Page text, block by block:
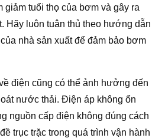
giảm tuổi thọ của bơm và gây ra
Hãy luôn tuân thủ theo hướng dẫn
nhà sản xuất để đảm bảo bơm
điện cũng có thể ảnh hưởng đến
nước thải. Điện áp không ổn
nguồn cấp điện không đúng cách
trục trặc trong quá trình vận hành